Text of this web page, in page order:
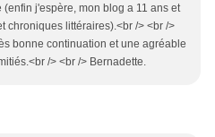
j'espère, mon blog a 11 ans et
chroniques littéraires).<br /> <br />
bonne continuation et une agréable
/> <br /> Bernadette.